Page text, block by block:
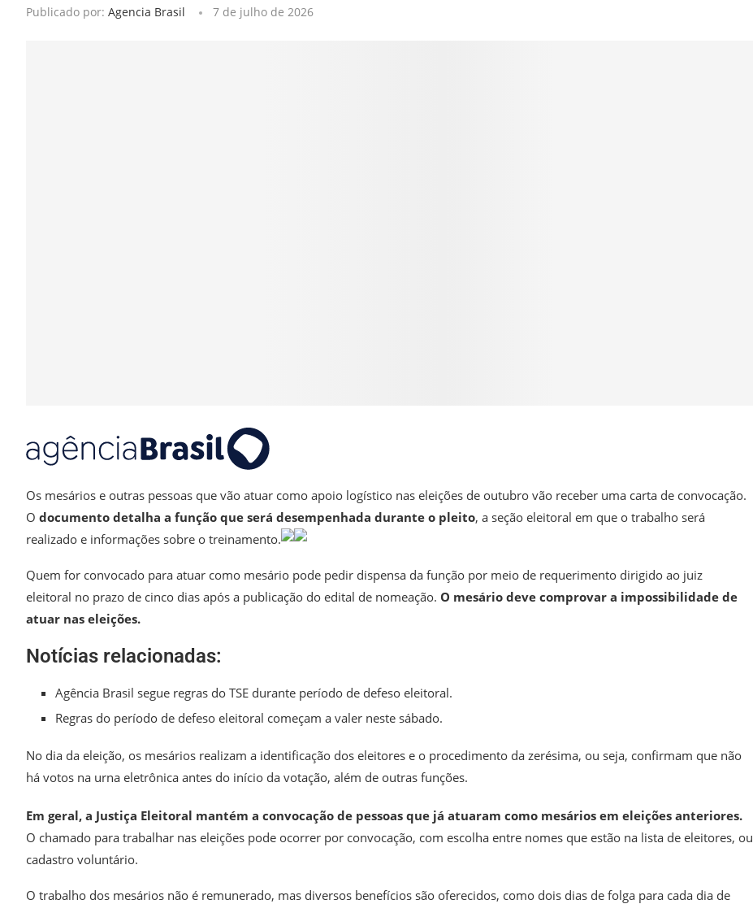
Publicado por: Agencia Brasil 7 de julho de 2026
Os mesários e outras pessoas que vão atuar como apoio logístico nas eleições de outubro vão receber uma carta de convocação.
O documento detalha a função que será desempenhada durante o pleito, a seção eleitoral em que o trabalho será
realizado e informações sobre o treinamento.
Quem for convocado para atuar como mesário pode pedir dispensa da função por meio de requerimento dirigido ao juiz
eleitoral no prazo de cinco dias após a publicação do edital de nomeação. O mesário deve comprovar a impossibilidade de
atuar nas eleições.
Notícias relacionadas:
Agência Brasil segue regras do TSE durante período de defeso eleitoral.
Regras do período de defeso eleitoral começam a valer neste sábado.
No dia da eleição, os mesários realizam a identificação dos eleitores e o procedimento da zerésima, ou seja, confirmam que não
há votos na urna eletrônica antes do início da votação, além de outras funções.
Em geral, a Justiça Eleitoral mantém a convocação de pessoas que já atuaram como mesários em eleições anteriores.
O chamado para trabalhar nas eleições pode ocorrer por convocação, com escolha entre nomes que estão na lista de eleitores, ou
cadastro voluntário.
O trabalho dos mesários não é remunerado, mas diversos benefícios são oferecidos, como dois dias de folga para cada dia de